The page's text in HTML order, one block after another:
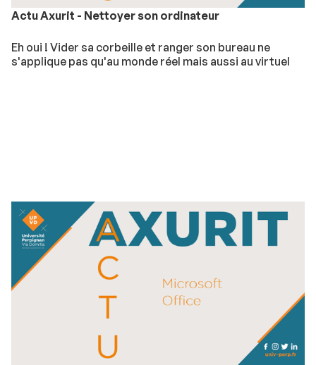
Actu Axurit - Nettoyer son ordinateur
Eh oui ! Vider sa corbeille et ranger son bureau ne
s'applique pas qu'au monde réel mais aussi au virtuel